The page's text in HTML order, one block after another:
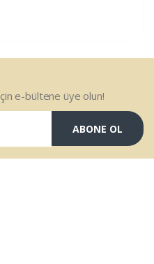
e-bültene üye olun!
ABONE OL